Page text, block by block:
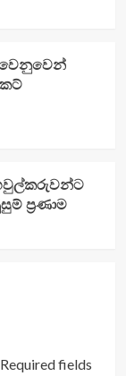
වෙනුවෙන්
හවුල්කරුවන්ට
ප්‍රණාම
Required fields